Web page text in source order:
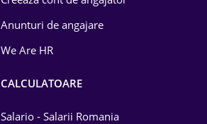
Anunturi de angajare
We Are HR
CALCULATOARE
Salario - Salarii Romania